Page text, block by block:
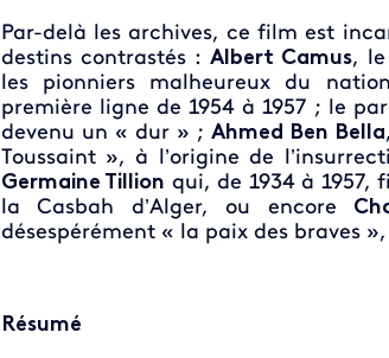
Par-delà les archives, ce film est
destins contrastés : Albert Camus, le
les pionniers malheureux du
première ligne de 1954 à 1957 ; le
devenu un « dur » ; Ahmed Ben Bella,
Toussaint », à l’origine de
Germaine Tillion qui, de 1934 à 1957,
la Casbah d’Alger, ou encore
désespérément « la paix des braves
Résumé